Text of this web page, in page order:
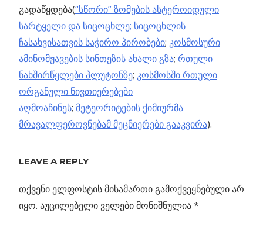
გადაწყდება(“სწორი” ზომების ასტეროიდული
სარტყელი და სიცოცხლე; სიცოცხლის
ჩასახვისათვის საჭირო პირობები; კოსმოსური
ამინომჟავების სინთეზის ახალი გზა; რთული
ნახშირწყლები პლუტონზე; კოსმოსში რთული
ორგანული ნივთიერებები
აღმოაჩინეს; მეტეორიტების ქიმიურმა
მრავალფეროვნებამ მეცნიერები გააკვირა).
ნავიგაცია
Previous
ტიტანის
პროპილენი
აღმოაჩინეს
LEAVE A REPLY
თქვენი ელფოსტის მისამართი გამოქვეყნებული არ
იყო. აუცილებელი ველები მონიშნულია*